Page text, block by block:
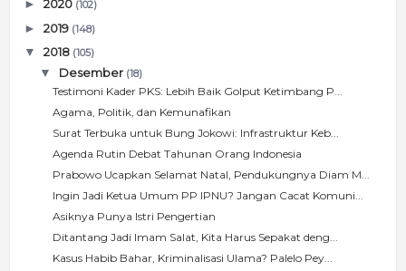
► 2020 (102)
► 2019 (148)
▼ 2018 (105)
▼ Desember (18)
Testimoni Kader PKS: Lebih Baik Golput Ketimbang P...
Agama, Politik, dan Kemunafikan
Surat Terbuka untuk Bung Jokowi: Infrastruktur Keb...
Agenda Rutin Debat Tahunan Orang Indonesia
Prabowo Ucapkan Selamat Natal, Pendukungnya Diam M...
Ingin Jadi Ketua Umum PP IPNU? Jangan Cacat Komuni...
Asiknya Punya Istri Pengertian
Ditantang Jadi Imam Salat, Kita Harus Sepakat deng...
Kasus Habib Bahar, Kriminalisasi Ulama? Palelo Pey...